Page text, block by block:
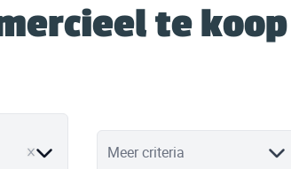
te
Meer criteria